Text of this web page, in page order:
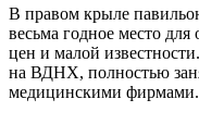
В правом крыле
весьма годное место
цен и малой
на ВДНХ, полностью
медицинскими фирмами.